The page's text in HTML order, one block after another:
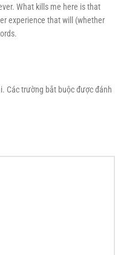
What kills me here is that
experience that will (whether
Các trường bắt buộc được đánh